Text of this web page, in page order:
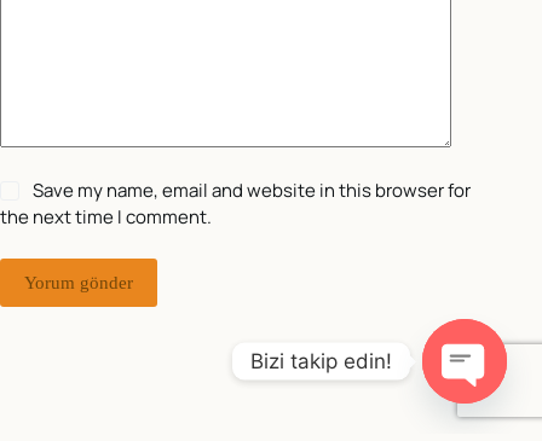
Save my name, email and website in this browser for
the next time I comment.
Yorum gönder
Bizi takip edin!
O